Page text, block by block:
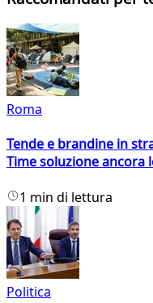
Roma
Tende e brandine in
Time soluzione ancora
1 min di lettura
Politica